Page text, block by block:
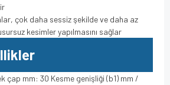
çok daha sessiz şekilde ve daha az
kesimler yapılmasını sağlar
çap mm: 30 Kesme genişliği (b1) mm /